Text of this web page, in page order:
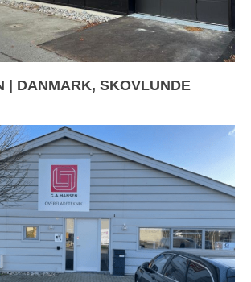
| DANMARK, SKOVLUNDE